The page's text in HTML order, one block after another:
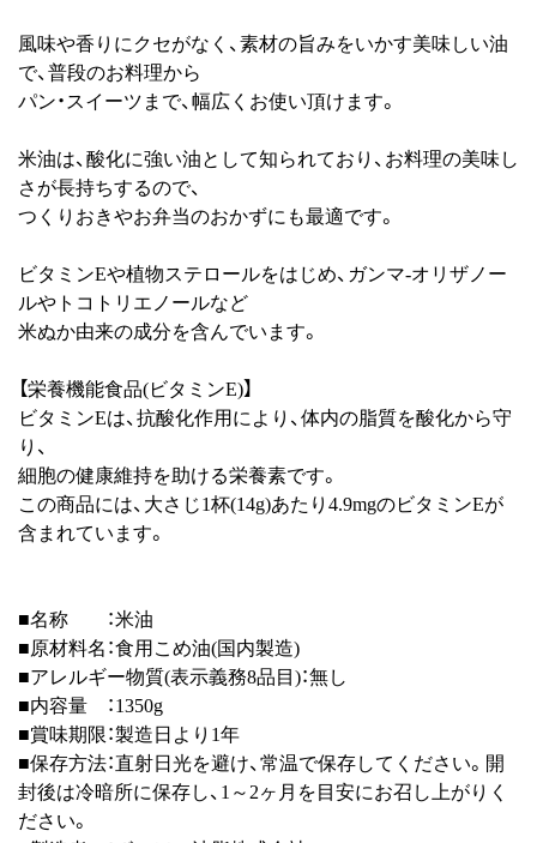
風味や香りにクセがなく、素材の旨みをいかす美味しい油
で、普段のお料理から
パン・スイーツまで、幅広くお使い頂けます。
米油は、酸化に強い油として知られており、お料理の美味し
さが長持ちするので、
つくりおきやお弁当のおかずにも最適です。
ビタミンEや植物ステロールをはじめ、ガンマ-オリザノー
ルやトコトリエノールなど
米ぬか由来の成分を含んでいます。
【栄養機能食品(ビタミンE)】
ビタミンEは、抗酸化作用により、体内の脂質を酸化から守
り、
細胞の健康維持を助ける栄養素です。
この商品には、大さじ1杯(14g)あたり4.9mgのビタミンEが
含まれています。
■名称 ：米油
■原材料名：食用こめ油(国内製造)
■アレルギー物質(表示義務8品目)：無し
■内容量 ：1350g
■賞味期限：製造日より1年
■保存方法：直射日光を避け、常温で保存してください。開
封後は冷暗所に保存し、1～2ヶ月を目安にお召し上がりく
ださい。